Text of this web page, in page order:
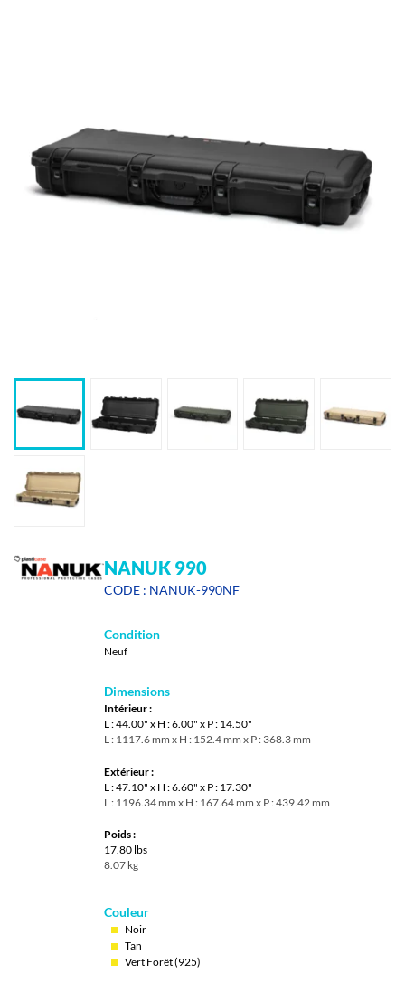
NANUK 990
CODE : NANUK-990NF
Condition
Neuf
Dimensions
Intérieur :
L : 44.00" x H : 6.00" x P : 14.50"
L : 1117.6 mm x H : 152.4 mm x P : 368.3 mm
Extérieur :
L : 47.10" x H : 6.60" x P : 17.30"
L : 1196.34 mm x H : 167.64 mm x P : 439.42 mm
Poids :
17.80 lbs
8.07 kg
Couleur
Noir
Tan
Vert Forêt (925)